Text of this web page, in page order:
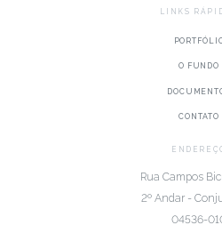
LINKS
O FUNDO
CONTATO
Rua Campos
2º Andar -
04536-